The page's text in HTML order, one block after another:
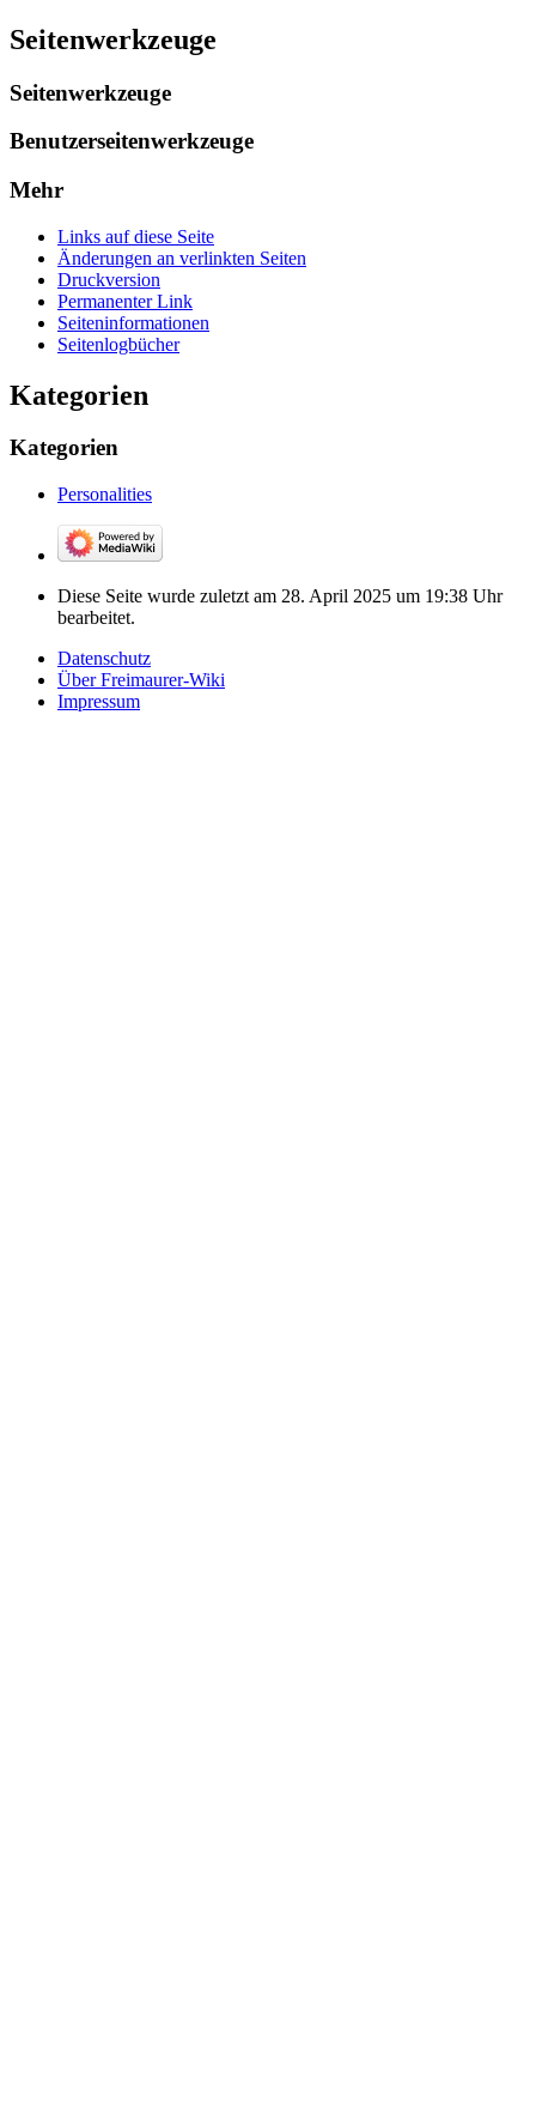
Seitenwerkzeuge
Seitenwerkzeuge
Benutzerseitenwerkzeuge
Mehr
Links auf diese Seite
Änderungen an verlinkten Seiten
Druckversion
Permanenter Link
Seiten­­informationen
Seitenlogbücher
Kategorien
Kategorien
Personalities
Diese Seite wurde zuletzt am 28. April 2025 um 19:38 Uhr
bearbeitet.
Datenschutz
Über Freimaurer-Wiki
Impressum